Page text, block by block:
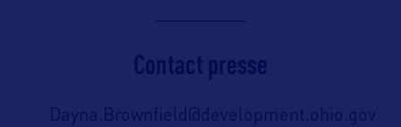
Contact presse
Dayna.Brownfield@development.ohio.gov